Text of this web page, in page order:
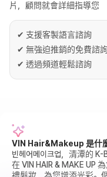
片，顧問就會詳細指導您
✔ 支援客製語言諮詢
✔ 無強迫推銷的免費諮
✔ 透過頻道輕鬆諮詢
VIN Hair&Makeup 是什
빈헤어메이크업，清潭的
在 VIN HAIR & MAKE UP